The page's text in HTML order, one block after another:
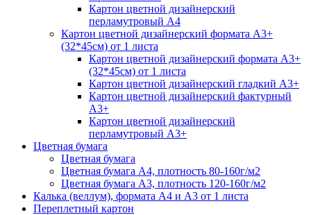
Картон цветной дизайнерский
перламутровый А4
Картон цветной дизайнерский формата А3+
(32*45см) от 1 листа
Картон цветной дизайнерский формата А3+
(32*45см) от 1 листа
Картон цветной дизайнерский гладкий А3+
Картон цветной дизайнерский фактурный
А3+
Картон цветной дизайнерский
перламутровый А3+
Цветная бумага
Цветная бумага
Цветная бумага А4, плотность 80-160г/м2
Цветная бумага А3, плотность 120-160г/м2
Калька (веллум), формата А4 и А3 от 1 листа
Переплетный картон